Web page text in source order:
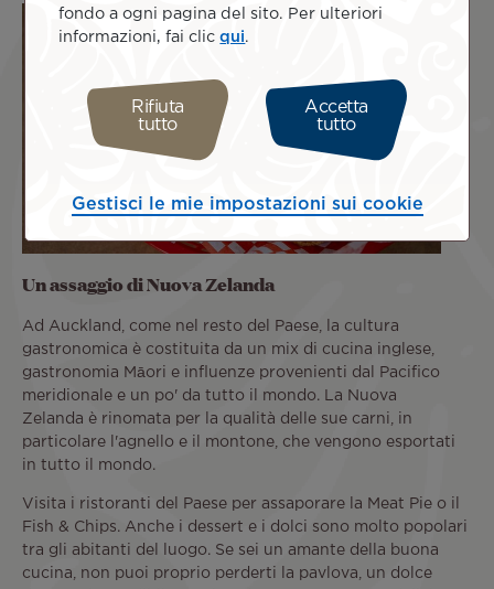
Un assaggio di Nuova Zelanda
Ad Auckland, come nel resto del Paese, la cultura
gastronomica è costituita da un mix di cucina inglese,
gastronomia Māori e influenze provenienti dal Pacifico
meridionale e un po' da tutto il mondo. La Nuova
Zelanda è rinomata per la qualità delle sue carni, in
particolare l'agnello e il montone, che vengono esportati
in tutto il mondo.
Visita i ristoranti del Paese per assaporare la Meat Pie o il
Fish & Chips. Anche i dessert e i dolci sono molto popolari
tra gli abitanti del luogo. Se sei un amante della buona
cucina, non puoi proprio perderti la pavlova, un dolce
fondo a ogni pagina del sito. Per ulteriori
informazioni, fai clicqui.
Rifiuta
tutto
Accetta
tutto
Gestisci le mie impostazioni sui cookie